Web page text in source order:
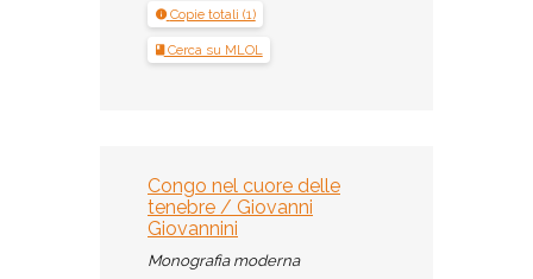
Copie totali (1)
Cerca su MLOL
Congo nel cuore delle
tenebre / Giovanni
Giovannini
Monografia moderna